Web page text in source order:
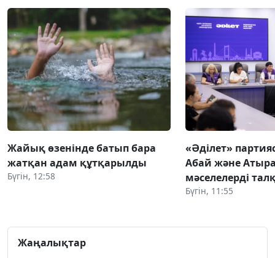
Жайық өзенінде батып бара
жатқан адам құтқарылды
Бүгін, 12:58
«Әділет»
Абай және
мәселелерді
Бүгін, 11:55
Жаңалықтар